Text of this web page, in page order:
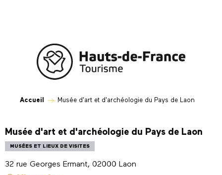
Accueil Musée d'art et d'archéologie du Pays de Laon
Musée d'art et d'archéologie du Pays de Laon
MUSÉES ET LIEUX DE VISITES
32 rue Georges Ermant, 02000 Laon